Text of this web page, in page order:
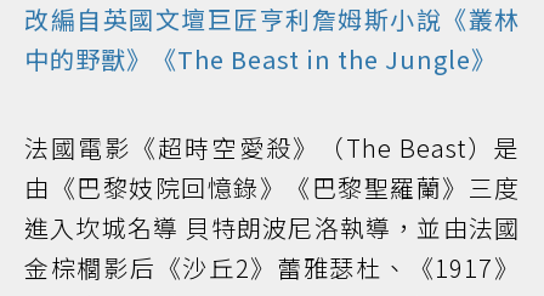
改編自英國文壇巨匠亨利詹姆斯小說《叢林
中的野獸》《The Beast in the Jungle》
法國電影《超時空愛殺》（The Beast）是
由《巴黎妓院回憶錄》《巴黎聖羅蘭》三度
進入坎城名導 貝特朗波尼洛執導，並由法國
金棕櫚影后《沙丘2》蕾雅瑟杜、《1917》